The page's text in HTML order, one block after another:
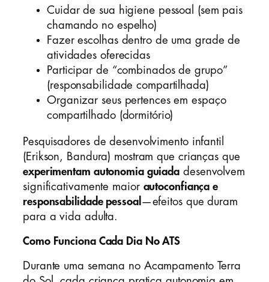
Cuidar de sua higiene pessoal (sem pais
chamando no espelho)
Fazer escolhas dentro de uma grade de
atividades oferecidas
Participar de “combinados de grupo”
(responsabilidade compartilhada)
Organizar seus pertences em espaço
compartilhado (dormitório)
Pesquisadores de desenvolvimento infantil
(Erikson, Bandura) mostram que crianças que
experimentam autonomia guiada desenvolvem
significativamente maior autoconfiança e
responsabilidade pessoal —efeitos que duram
para a vida adulta.
Como Funciona Cada Dia No ATS
Durante uma semana no Acampamento Terra